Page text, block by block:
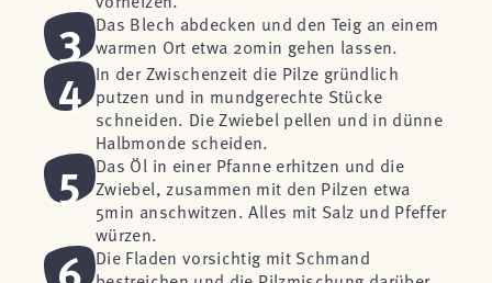
3
Das Blech abdecken und den Teig an einem
warmen Ort etwa 20min gehen lassen.
4
In der Zwischenzeit die Pilze gründlich
putzen und in mundgerechte Stücke
schneiden. Die Zwiebel pellen und in dünne
Halbmonde scheiden.
5
Das Öl in einer Pfanne erhitzen und die
Zwiebel, zusammen mit den Pilzen etwa
5min anschwitzen. Alles mit Salz und Pfeffer
würzen.
6
Die Fladen vorsichtig mit Schmand